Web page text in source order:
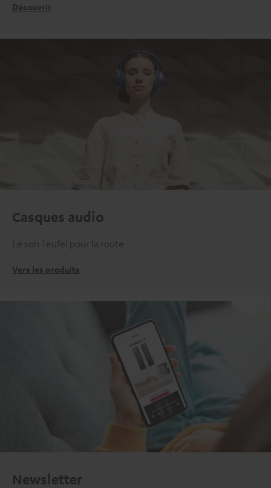
Découvrir
Casques audio
Le son Teufel pour la route
Vers les produits
Newsletter